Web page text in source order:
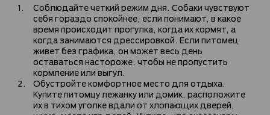
Соблюдайте четкий режим дня. Собаки чувствуют
себя гораздо спокойнее, если понимают, в какое
время происходит прогулка, когда их кормят, а
когда занимаются дрессировкой. Если питомец
живет без графика, он может весь день
оставаться настороже, чтобы не пропустить
кормление или выгул.
Обустройте комфортное место для отдыха.
Купите питомцу лежанку или домик, расположите
их в тихом уголке вдали от хлопающих дверей,